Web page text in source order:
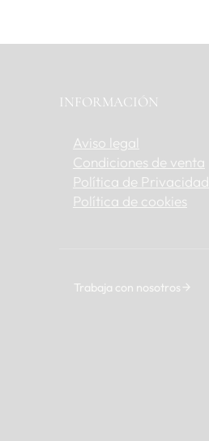
INFORMACIÓN
Aviso legal
Condiciones de venta
Política de Privacidad
Política de cookies
Trabaja con nosotros